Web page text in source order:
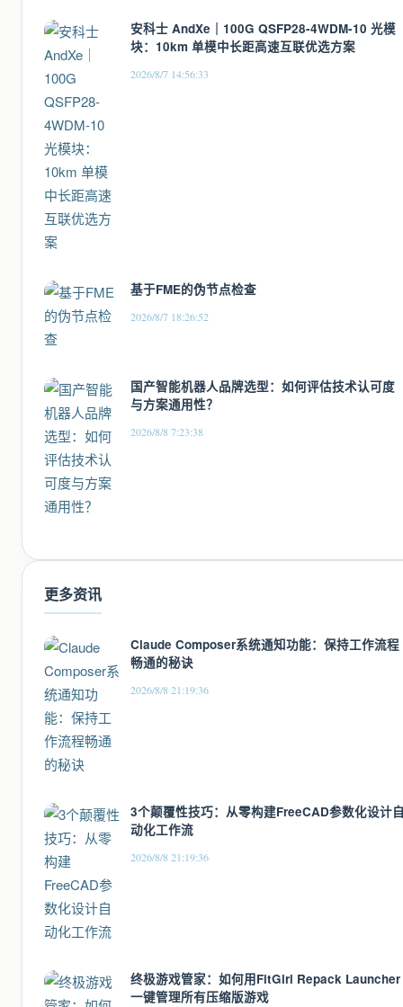
安科士 AndXe｜100G QSFP28-4WDM-10 光模
块：10km 单模中长距高速互联优选方案
2026/8/7 14:56:33
基于FME的伪节点检查
2026/8/7 18:26:52
国产智能机器人品牌选型：如何评估技术认可度
与方案通用性？
2026/8/8 7:23:38
更多资讯
Claude Composer系统通知功能：保持工作流程
畅通的秘诀
2026/8/8 21:19:36
3个颠覆性技巧：从零构建FreeCAD参数化设计
动化工作流
2026/8/8 21:19:36
终极游戏管家：如何用FitGirl Repack Launcher
一键管理所有压缩版游戏